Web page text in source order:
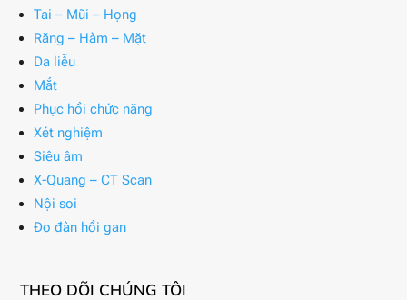
Tai – Mũi – Họng
Răng – Hàm – Mặt
Da liễu
Mắt
Phục hồi chức năng
Xét nghiệm
Siêu âm
X-Quang – CT Scan
Nội soi
Đo đàn hồi gan
THEO DÕI CHÚNG TÔI